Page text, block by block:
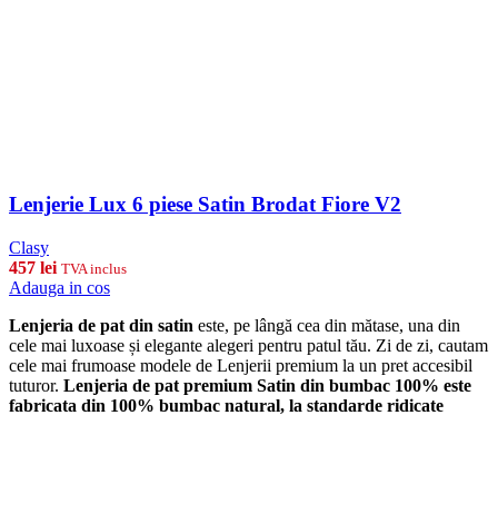
Lenjerie Lux 6 piese Satin Brodat Fiore V2
Clasy
457 lei TVA inclus
Adauga in cos
Lenjeria de pat din satin este, pe lângă cea din mătase, una din
cele mai luxoase și elegante alegeri pentru patul tău. Zi de zi, cautam
cele mai frumoase modele de Lenjerii premium la un pret accesibil
tuturor. Lenjeria de pat premium Satin din bumbac 100% este
fabricata din 100% bumbac natural, la standarde ridicate